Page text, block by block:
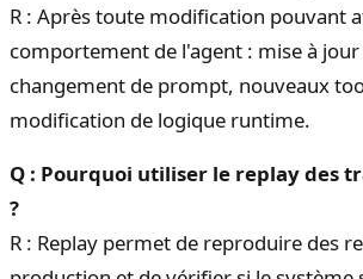
R : Après toute modification pouvant
comportement de l'agent : mise à
changement de prompt, nouveaux
modification de logique runtime.
Q : Pourquoi utiliser le replay des
?
R : Replay permet de reproduire des